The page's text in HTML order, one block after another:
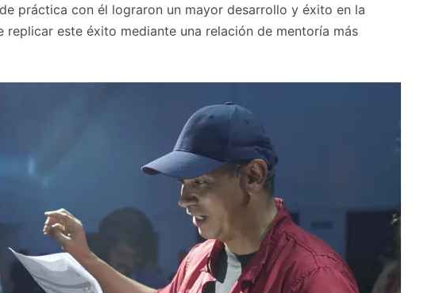
práctica con él lograron un mayor desarrollo y éxito en la
este éxito mediante una relación de mentoría más